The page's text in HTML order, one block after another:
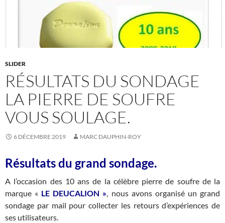
SLIDER
RÉSULTATS DU SONDAGE
LA PIERRE DE SOUFRE
VOUS SOULAGE.
6 DÉCEMBRE 2019 MARC DAUPHIN-ROY
Résultats du grand sondage.
A l’occasion des 10 ans de la célèbre pierre de soufre de la
marque « LE DEUCALION », nous avons organisé un grand
sondage par mail pour collecter les retours d’expériences de
ses utilisateurs.